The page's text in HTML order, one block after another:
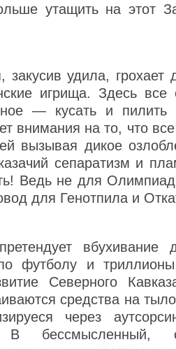
утащить на этот
удила, грохает
игрища. Здесь все
— кусать и
внимания на то, что
вызывая дикое
сепаратизм и
Ведь не для
для Генотпила и
вбухивание
футболу и
Северного
средства на
через
В бессмысленный,